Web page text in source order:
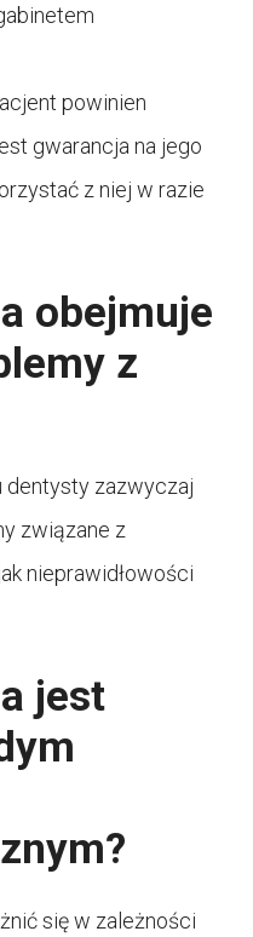
powinien
gwarancja na jego
z niej w razie
obejmuje
z
dentysty zazwyczaj
związane z
nieprawidłowości
jest
się w zależności